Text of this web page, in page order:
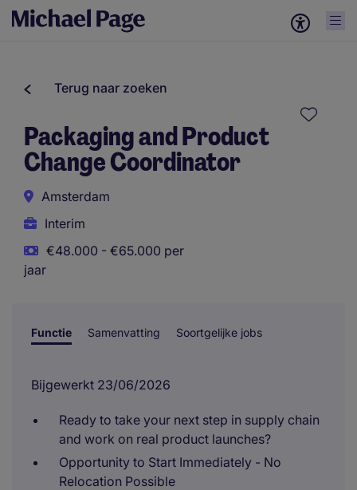
Terug naar zoeken
Packaging and Product
Change Coordinator
Amsterdam
Interim
€48.000 - €65.000 per
jaar
Functie Samenvatting Soortgelijke jobs
Bijgewerkt 23/06/2026
Ready to take your next step in supply chain
and work on real product launches?
Opportunity to Start Immediately - No
Relocation Possible